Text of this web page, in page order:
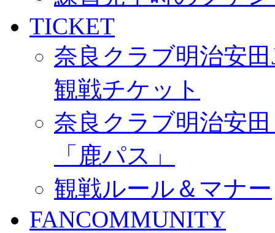
TICKET
奈良クラブ明治安
観戦チケット
奈良クラブ明治安
「鹿パス」
観戦ルール＆マナー
FANCOMMUNITY